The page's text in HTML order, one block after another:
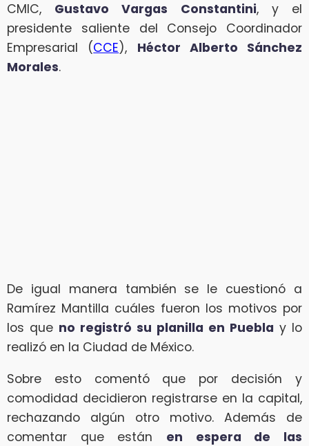
CMIC, Gustavo Vargas Constantini, y el
presidente saliente del Consejo Coordinador
Empresarial (CCE), Héctor Alberto Sánchez
Morales.
De igual manera también se le cuestionó a
Ramírez Mantilla cuáles fueron los motivos por
los que no registró su planilla en Puebla y lo
realizó en la Ciudad de México.
Sobre esto comentó que por decisión y
comodidad decidieron registrarse en la capital,
rechazando algún otro motivo. Además de
comentar que están en espera de las